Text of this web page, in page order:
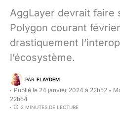
AggLayer devrait faire
Polygon courant
drastiquement
l’écosystème.
PAR FLAYDEM
Publié le 24 janvier 2024 à 22h52 •
22h54
2 MINUTES DE LECTURE